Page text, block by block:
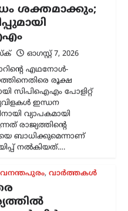
എഥനോൾ-
രൂക്ഷ
സിപിഐഎം പോളിറ്റ്
ഇന്ധന
വ്യാപകമായി
രാജ്യത്തിന്റെ
ബാധിക്കുമെന്നാണ്
നൽകിയത്.…
,വാർത്തകൾ
നിർദേശം;
ശക്തമാക്കി